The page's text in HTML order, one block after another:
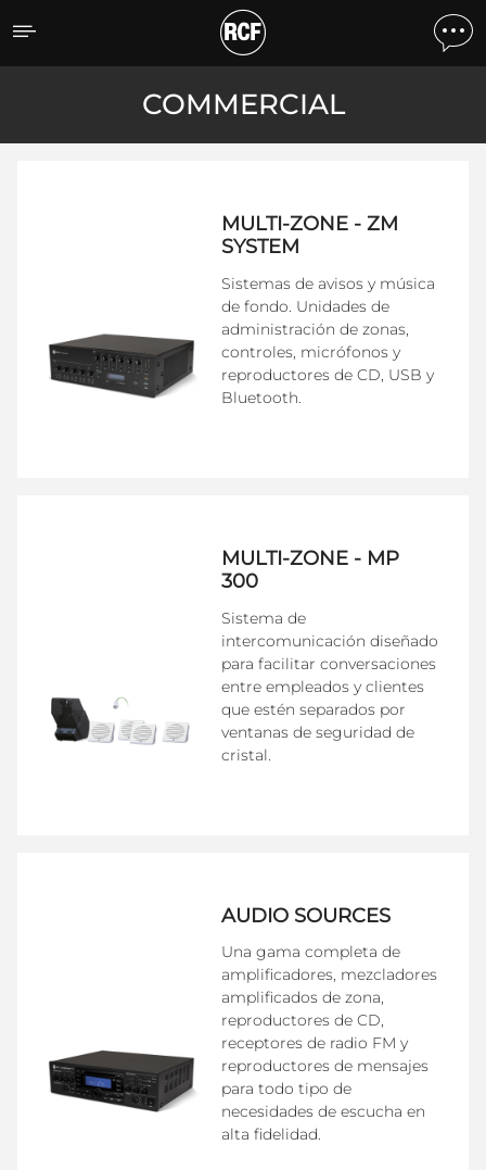
Commercial
COMMERCIAL
MULTI-ZONE - ZM
SYSTEM
Sistemas de avisos y música
de fondo. Unidades de
administración de zonas,
controles, micrófonos y
reproductores de CD, USB y
Bluetooth.
MULTI-ZONE - MP
300
Sistema de
intercomunicación diseñado
para facilitar conversaciones
entre empleados y clientes
que estén separados por
ventanas de seguridad de
cristal.
AUDIO SOURCES
Una gama completa de
amplificadores, mezcladores
amplificados de zona,
reproductores de CD,
receptores de radio FM y
reproductores de mensajes
para todo tipo de
necesidades de escucha en
alta fidelidad.